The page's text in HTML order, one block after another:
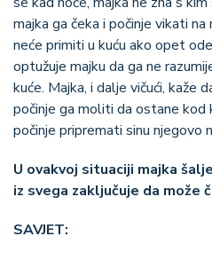
majka ga čeka i počinje vikati
neće primiti u kuću ako opet
optužuje majku da ga ne
kuće. Majka, i dalje vičući, kaže
počinje ga moliti da ostane kod
počinje pripremati sinu njegovo
U ovakvoj situaciji majka
iz svega zaključuje da može
SAVJET: